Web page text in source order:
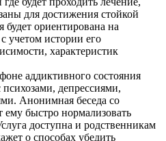
для достижения стойкой
ориентирована на
учетом истории его
характеристик
аддиктивного состояния
психозами, депрессиями,
Анонимная беседа со
быстро нормализовать
доступна и родственникам
о способах убедить